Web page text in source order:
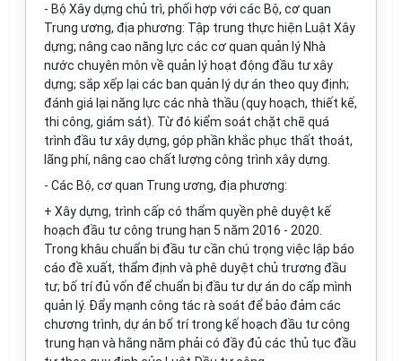
- Bộ Xây dựng chủ trì, phối hợp với các Bộ, cơquan
Trung ương, địa phương: Tập trung thực hiện Luật Xây
dựng; nâng cao năng lực các cơ quan quản lý Nhà
nước chuyên môn về quản lý hoạt động đầu tư xây
dựng; sắp xếp lại các ban quản lý dự án theo quy định;
đánh giá lại năng lực các nhà thầu (quy hoạch, thiết kế,
thi công, giám sát). Từ đó kiểm soát chặt chẽ quá
trình đầu tư xây dựng, góp phần khắc phục thất thoát,
lãng phí, nâng cao chất lượng công trình xây dựng.
- Các Bộ, cơ quan Trung ương, địa phương:
+ Xây dựng, trình cấp có thẩm quyền phê duyệt kế
hoạch đầu tư công trung hạn 5 năm 2016 - 2020.
Trong khâu chuẩn bị đầu tư cần chú trọng việc lập báo
cáo đề xuất, thẩm định và phê duyệt chủ trương đầu
tư; bố trí đủ vốn để chuẩn bị đầu tư dự án do cấp mình
quản lý. Đẩy mạnh công tác rà soát để bảo đảm các
chương trình, dự án bố trí trong kế hoạch đầu tư công
trung hạn và hằng năm phải có đầy đủ các thủ tục đầu